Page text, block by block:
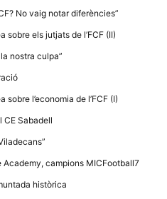
No vaig notar diferències”
sobre els jutjats de l’FCF (II)
nostra culpa”
sobre l’economia de l’FCF (I)
CE Sabadell
Academy, campions MICFootball7
històrica
tècnic de la
dades
de manera
del lloc web
la funcionalitat
i la seva
estructura.